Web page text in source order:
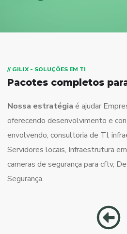
// GILIX - SOLUÇÕES EM TI
Pacotes completos
Nossa estratégia é ajudar
oferecendo desenvolvimento e
envolvendo, consultoria de TI,
Servidores locais, Infraestrutura
cameras de segurança para cftv,
Segurança.